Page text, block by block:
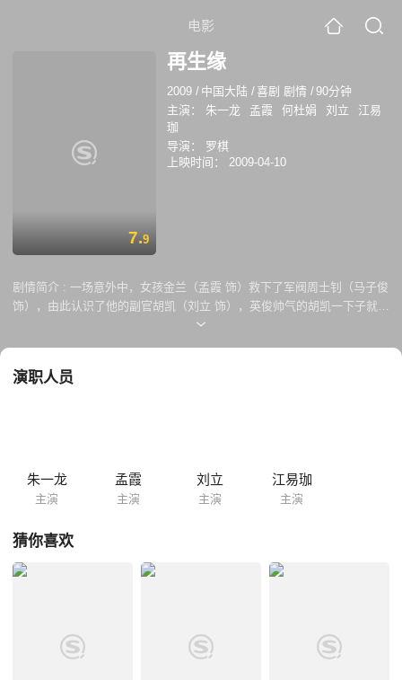
电影
7.9
再生缘
2009 / 中国大陆 /喜剧 剧情 /90分钟
主演：
朱一龙 孟霞 何杜娟 刘立
江易
珈
导演：
罗棋
上映时间：
2009-04-10
剧情简介 : 一场意外中，女孩金兰（孟霞 饰）救下了军阀周士钊（马子俊
饰），由此认识了他的副官胡凯（刘立 饰），英俊帅气的胡凯一下子就吸
引了金兰的注意，令这位纯情少女坠入了情网之中。阮应（朱一龙 饰）原
办，只能先让他住进自己家里，准备之后找个机会将他杀死为民除害，哪
演职人员
朱一龙
主演
孟霞
主演
刘立
主演
江易珈
主演
猜你喜欢